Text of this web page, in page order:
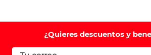
¿Quieres descuentos y